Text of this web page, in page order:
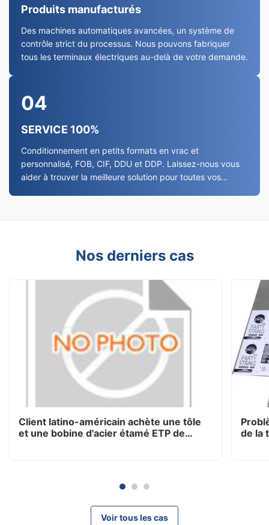
Produits manufacturés
Des machines automatiques avancées, un système de
contrôle strict du processus. Nous pouvons fabriquer
tous les terminaux électriques au-delà de votre demande.
04
SERVICE 100%
Conditionnement en petits formats en vrac et
personnalisé, FOB, CIF, DDU et DDP. Laissez-nous vous
aider à trouver la meilleure solution pour toutes vos
Nos derniers cas
Client latino-américain achète une tôle
et une bobine d'acier étamé ETP de
de la
Voir tous les cas